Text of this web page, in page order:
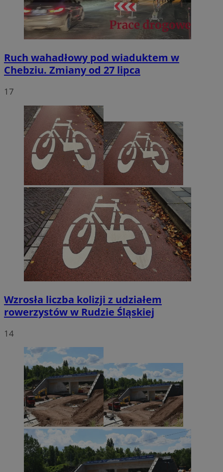
Ruch wahadłowy pod wiaduktem w
Chebziu. Zmiany od 27 lipca
17
Wzrosła liczba kolizji z udziałem
rowerzystów w Rudzie Śląskiej
14